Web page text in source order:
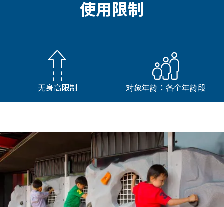
使用限制
无身高限制 对象年龄：各个年龄段